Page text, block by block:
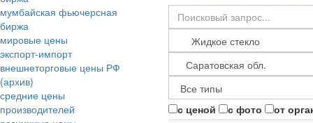
мумбайская фьючерсная
биржа
мировые цены
экспорт-импорт
внешнеторговые цены РФ
(архив)
средние цены
производителей
с ценой с фото от